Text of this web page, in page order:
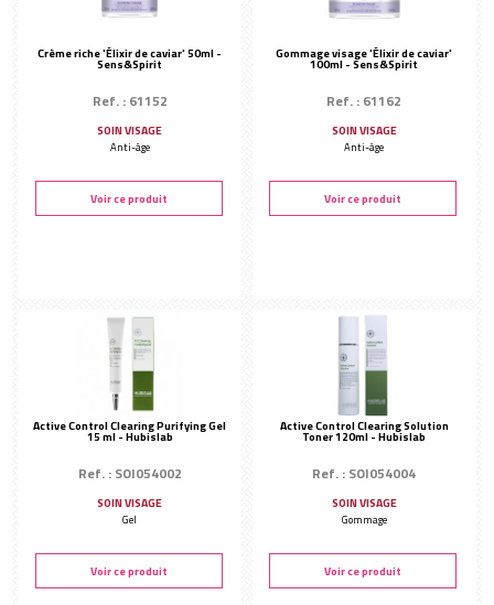
Crème riche 'Élixir de caviar' 50ml -
Sens&Spirit
Ref. : 61152
SOIN VISAGE
Anti-âge
Voir ce produit
Gommage visage 'Élixir de caviar'
100ml - Sens&Spirit
Ref. : 61162
SOIN VISAGE
Anti-âge
Voir ce produit
Active Control Clearing Purifying Gel
15 ml - Hubislab
Ref. : SOI054002
SOIN VISAGE
Gel
Voir ce produit
Active Control Clearing Solution
Toner 120ml - Hubislab
Ref. : SOI054004
SOIN VISAGE
Gommage
Voir ce produit